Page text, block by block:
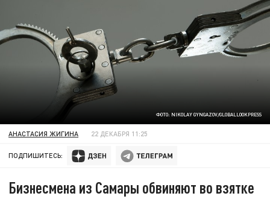
ФОТО: NIKOLAY GYNGAZOV/GLOBALLOOKPRESS
АНАСТАСИЯ ЖИГИНА 22 ДЕКАБРЯ 11:25
ПОДПИШИТЕСЬ:
Бизнесмена из Самары обвиняют во взятке